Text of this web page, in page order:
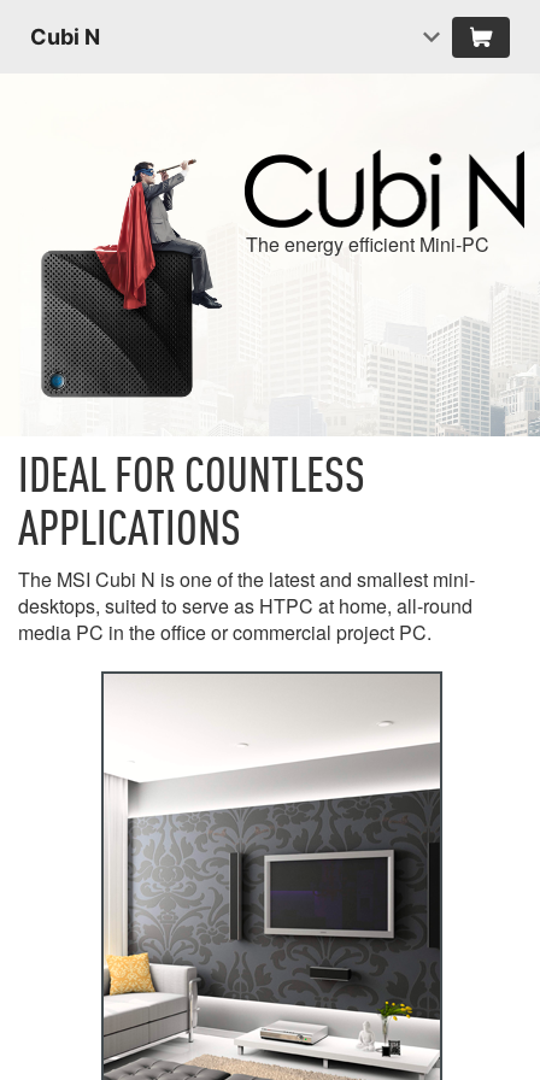
Cubi N
The energy efficient Mini-PC
IDEAL FOR COUNTLESS
APPLICATIONS
The MSI Cubi N is one of the latest and smallest mini-
desktops, suited to serve as HTPC at home, all-round
media PC in the office or commercial project PC.